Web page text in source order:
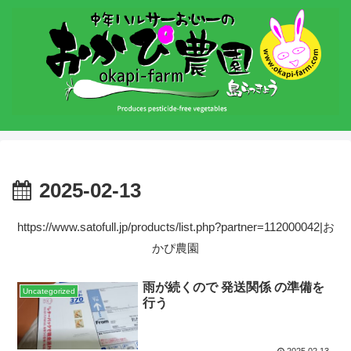
2025-02-13
https://www.satofull.jp/products/list.php?partner=112000042|お
かぴ農園
Uncategorized
雨が続くので 発送関係 の準備を
行う